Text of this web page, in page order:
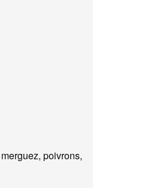
poivrons,